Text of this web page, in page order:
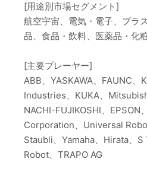
[用途別市場セグメント]
航空宇宙、電気・電子、プラ
品、食品・飲料、医薬品・化
[主要プレーヤー]
ABB、YASKAWA、FAUNC、
Industries、KUKA、
NACHI-FUJIKOSHI、EPSON
Corporation、Universal
Staubli、Yamaha、Hirata、
Robot、TRAPO AG